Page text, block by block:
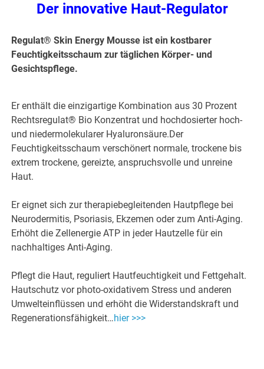
Der innovative Haut-Regulator
Regulat® Skin Energy Mousse ist ein kostbarer
Feuchtigkeitsschaum zur täglichen Körper- und
Gesichtspflege.
Er enthält die einzigartige Kombination aus 30 Prozent
Rechtsregulat® Bio Konzentrat und hochdosierter hoch-
und niedermolekularer Hyaluronsäure.Der
Feuchtigkeitsschaum verschönert normale, trockene bis
extrem trockene, gereizte, anspruchsvolle und unreine
Haut.
Er eignet sich zur therapiebegleitenden Hautpflege bei
Neurodermitis, Psoriasis, Ekzemen oder zum Anti-Aging.
Erhöht die Zellenergie ATP in jeder Hautzelle für ein
nachhaltiges Anti-Aging.
Pflegt die Haut, reguliert Hautfeuchtigkeit und Fettgehalt.
Hautschutz vor photo-oxidativem Stress und anderen
Umwelteinflüssen und erhöht die Widerstandskraft und
Regenerationsfähigkeit…hier >>>